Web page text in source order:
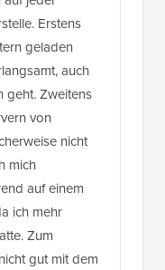
Erstens
geladen
auch
geht. Zweitens
von
nicht
mich
auf einem
ich mehr
Zum
gut mit dem